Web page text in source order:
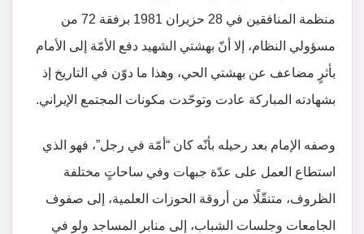
منظمة المنافقين في 28 حزيران 1981 برفقة 72 من
مسؤولي النظام، إلا أنّ بهشتي الشهيد دفع الأمّة إلى الأمام
بأثرٍ مضاعف عن بهشتي الحي، وهذا ما دوّن في التاريخ إذ
بشهادته المباركة عادت وتوحّدت مكونات المجتمع الإيراني.
وصفه الإمام بعد رحيله بأنّه كان “أمّة في رجل”، فهو الذي
استطاع العمل على عدّة جبهات وفي ساحاتٍ مختلفة
الظروف، متنقّلًا من أروقة الحوزات العلمية، إلى صفوف
الجامعات وجلسات الشباب، إلى منابر المساجد ولو في